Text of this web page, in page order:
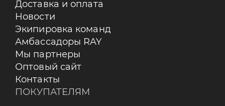
Доставка и оплата
Новости
Экипировка команд
Амбассадоры RAY
Мы партнеры
Оптовый сайт
Контакты
ПОКУПАТЕЛЯМ